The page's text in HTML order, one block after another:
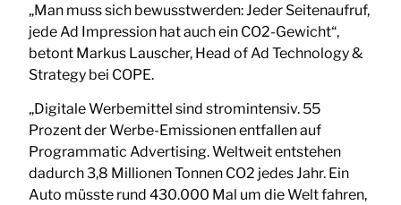
„Man muss sich bewusstwerden: Jeder Seitenaufruf,
jede Ad Impression hat auch ein CO2-Gewicht“,
betont Markus Lauscher, Head of Ad Technology &
Strategy bei COPE.
„Digitale Werbemittel sind stromintensiv. 55
Prozent der Werbe-Emissionen entfallen auf
Programmatic Advertising. Weltweit entstehen
dadurch 3,8 Millionen Tonnen CO2 jedes Jahr. Ein
Auto müsste rund 430.000 Mal um die Welt fahren,